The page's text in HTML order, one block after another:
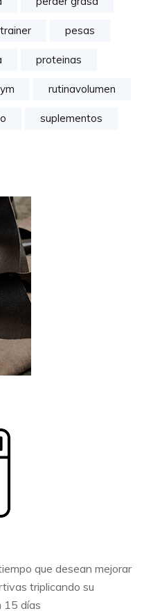
pesas
proteinas
rutinavolumen
suplementos
que desean mejorar
triplicando su
15 días